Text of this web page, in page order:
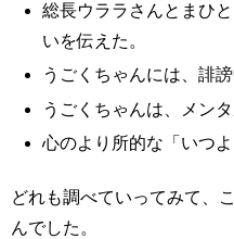
総長ウララさんとまひ
いを伝えた。
うごくちゃんには、誹
うごくちゃんは、メン
心のより所的な「いつ
どれも調べていってみて、
んでした。